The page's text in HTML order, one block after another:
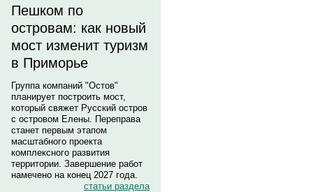
Пешком по
островам: как новый
мост изменит туризм
в Приморье
Группа компаний "Остов"
планирует построить мост,
который свяжет Русский остров
с островом Елены. Переправа
станет первым этапом
масштабного проекта
комплексного развития
территории. Завершение работ
намечено на конец 2027 года.
статьи раздела